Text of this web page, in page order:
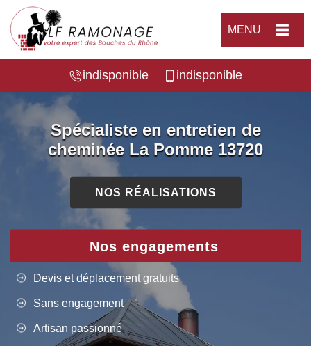
MENU
indisponible indisponible
Spécialiste en entretien de
cheminée La Pomme 13720
NOS RÉALISATIONS
Nos engagements
Devis et déplacement gratuits
Sans engagement
Artisan passionné